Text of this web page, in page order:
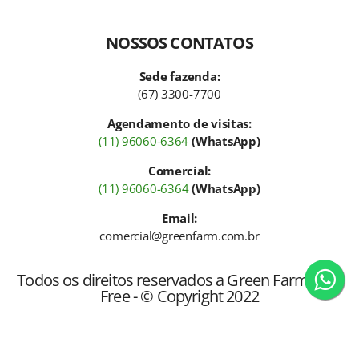
NOSSOS CONTATOS
Sede fazenda:
(67) 3300-7700
Agendamento de visitas:
(11) 96060-6364 (WhatsApp)
Comercial:
(11) 96060-6364(WhatsApp)
Email:
comercial@greenfarm.com.br
Todos os direitos reservados a Green Farm CO2
Free - © Copyright 2022